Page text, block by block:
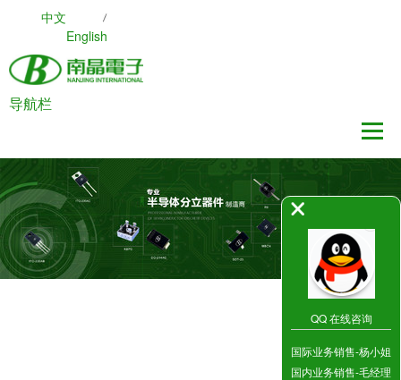
中文
English
导航栏
QQ 在线咨询
国际业务销售-杨小姐
国内业务销售-毛经理